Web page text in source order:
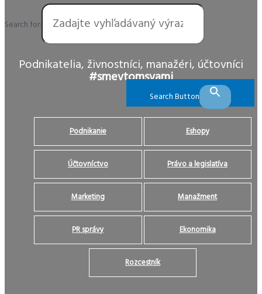
Search for:
Search Button
Podnikatelia, živnostníci, manažéri, účtovníci
#smevtomsvami
Podnikanie Eshopy
Účtovníctvo Právo a legislatíva
Marketing Manažment
PR správy Ekonomika
Rozcestník